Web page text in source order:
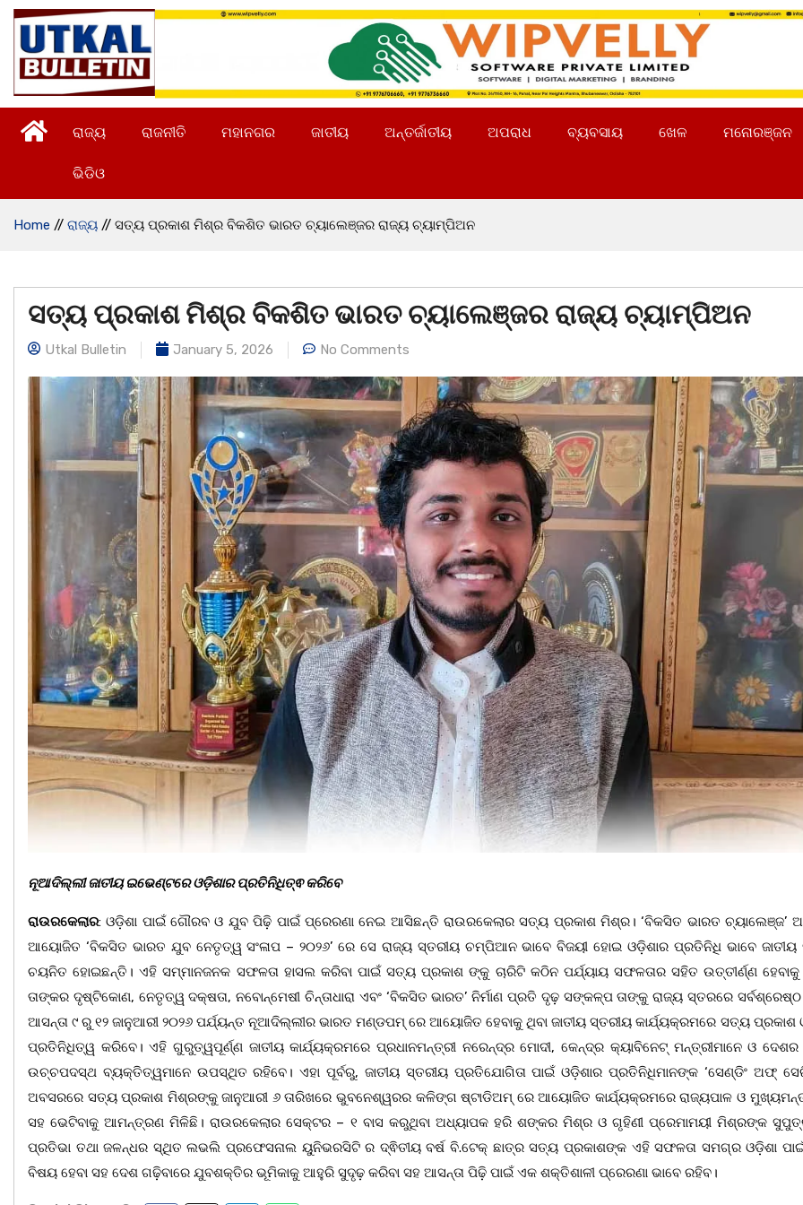
ରାଜ୍ୟ ରାଜନୀତି ମହାନଗର ଜାତୀୟ ଅନ୍ତର୍ଜାତୀୟ ଅପରାଧ ବ୍ୟବସାୟ ଖେଳ ମନୋରଞ୍ଜନ
ଭିଡିଓ
Home // ରାଜ୍ୟ // ସତ୍ୟ ପ୍ରକାଶ ମିଶ୍ର ବିକଶିତ ଭାରତ ଚ୍ୟାଲେଞ୍ଜର ରାଜ୍ୟ ଚ୍ୟାମ୍ପିଅନ
ସତ୍ୟ ପ୍ରକାଶ ମିଶ୍ର ବିକଶିତ ଭାରତ ଚ୍ୟାଲେଞ୍ଜର ରାଜ୍ୟ ଚ୍ୟାମ୍ପିଅନ
Utkal Bulletin January 5, 2026 No Comments
ନୂଆଦିଲ୍ଲୀ ଜାତୀୟ ଇଭେଣ୍ଟରେ ଓଡ଼ିଶାର ପ୍ରତିନିଧିତ୍ଵ କରିବେ
ରାଉରକେଲାର: ଓଡ଼ିଶା ପାଇଁ ଗୌରବ ଓ ଯୁବ ପିଢ଼ି ପାଇଁ ପ୍ରେରଣା ନେଇ ଆସିଛନ୍ତି ରାଉରକେଲାର ସତ୍ୟ ପ୍ରକାଶ ମିଶ୍ର। ‘ବିକସିତ ଭାରତ ଚ୍ୟାଲେଞ୍ଜ’
ଆୟୋଜିତ ‘ବିକସିତ ଭାରତ ଯୁବ ନେତୃତ୍ୱ ସଂଳାପ – ୨୦୨୬’ ରେ ସେ ରାଜ୍ୟ ସ୍ତରୀୟ ଚମ୍ପିଆନ ଭାବେ ବିଜୟୀ ହୋଇ ଓଡ଼ିଶାର ପ୍ରତିନିଧି ଭାବେ
ଚୟନିତ ହୋଇଛନ୍ତି। ଏହି ସମ୍ମାନଜନକ ସଫଳତା ହାସଲ କରିବା ପାଇଁ ସତ୍ୟ ପ୍ରକାଶ ଙ୍କୁ ଚାରିଟି କଠିନ ପର୍ଯ୍ୟାୟ ସଫଳତାର ସହିତ ଉତ୍ତୀର୍ଣ୍ଣ
ତାଙ୍କର ଦୃଷ୍ଟିକୋଣ, ନେତୃତ୍ୱ ଦକ୍ଷତା, ନବୋନ୍ମେଷୀ ଚିନ୍ତାଧାରା ଏବଂ ‘ବିକସିତ ଭାରତ’ ନିର୍ମାଣ ପ୍ରତି ଦୃଢ଼ ସଙ୍କଳ୍ପ ତାଙ୍କୁ ରାଜ୍ୟ ସ୍ତରରେ
ଆସନ୍ତା ୯ ରୁ ୧୨ ଜାନୁଆରୀ ୨୦୨୬ ପର୍ଯ୍ୟନ୍ତ ନୂଆଦିଲ୍ଲୀର ଭାରତ ମଣ୍ଡପମ୍ ରେ ଆୟୋଜିତ ହେବାକୁ ଥିବା ଜାତୀୟ ସ୍ତରୀୟ କାର୍ଯ୍ୟକ୍ରମରେ ସତ୍ୟ ପ୍ରକାଶ
ପ୍ରତିନିଧିତ୍ୱ କରିବେ। ଏହି ଗୁରୁତ୍ୱପୂର୍ଣ୍ଣ ଜାତୀୟ କାର୍ଯ୍ୟକ୍ରମରେ ପ୍ରଧାନମନ୍ତ୍ରୀ ନରେନ୍ଦ୍ର ମୋଦୀ, କେନ୍ଦ୍ର କ୍ୟାବିନେଟ୍ ମନ୍ତ୍ରୀମାନେ ଓ
ଉଚ୍ଚପଦସ୍ଥ ବ୍ୟକ୍ତିତ୍ୱମାନେ ଉପସ୍ଥିତ ରହିବେ। ଏହା ପୂର୍ବରୁ, ଜାତୀୟ ସ୍ତରୀୟ ପ୍ରତିଯୋଗିତା ପାଇଁ ଓଡ଼ିଶାର ପ୍ରତିନିଧିମାନଙ୍କ ‘ସେଣ୍ଡିଂ ଅଫ୍
ଅବସରରେ ସତ୍ୟ ପ୍ରକାଶ ମିଶ୍ରଙ୍କୁ ଜାନୁଆରୀ ୬ ତାରିଖରେ ଭୁବନେଶ୍ୱରର କଳିଙ୍ଗ ଷ୍ଟାଡିଅମ୍ ରେ ଆୟୋଜିତ କାର୍ଯ୍ୟକ୍ରମରେ ରାଜ୍ୟପାଳ ଓ
ସହ ଭେଟିବାକୁ ଆମନ୍ତ୍ରଣ ମିଳିଛି। ରାଉରକେଲାର ସେକ୍ଟର – ୧ ବାସ କରୁଥିବା ଅଧ୍ୟାପକ ହରି ଶଙ୍କର ମିଶ୍ର ଓ ଗୃହିଣୀ ପ୍ରେମାମୟୀ ମିଶ୍ରଙ୍କ
ପ୍ରତିଭା ତଥା ଜଳନ୍ଧର ସ୍ଥିତ ଲଭଲି ପ୍ରଫେସନାଲ ୟୁନିଭରସିଟି ର ଦ୍ଵିତୀୟ ବର୍ଷ ବି.ଟେକ୍ ଛାତ୍ର ସତ୍ୟ ପ୍ରକାଶଙ୍କ ଏହି ସଫଳତା ସମଗ୍ର ଓଡ଼ିଶା
ବିଷୟ ହେବା ସହ ଦେଶ ଗଢ଼ିବାରେ ଯୁବଶକ୍ତିର ଭୂମିକାକୁ ଆହୁରି ସୁଦୃଢ଼ କରିବା ସହ ଆସନ୍ତା ପିଢ଼ି ପାଇଁ ଏକ ଶକ୍ତିଶାଳୀ ପ୍ରେରଣା ଭାବେ ରହିବ।